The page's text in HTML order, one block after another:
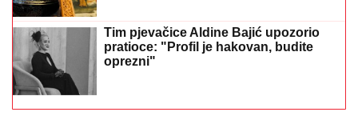
Tim pjevačice Aldine Bajić upozorio
pratioce: "Profil je hakovan, budite
oprezni"